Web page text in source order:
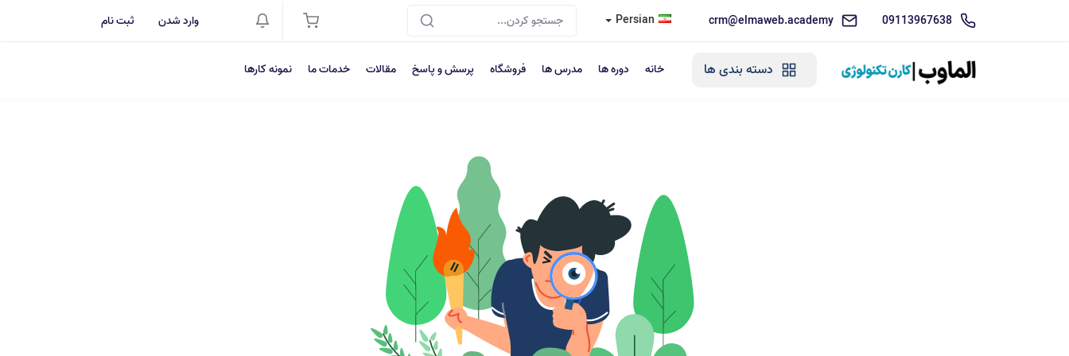
09113967638
crm@elmaweb.academy
Persian وارد شدن ثبت نام
دسته بندی ها خانه دوره ها مدرس ها فروشگاه پرسش و پاسخ مقالات خدمات ما نمونه کارها